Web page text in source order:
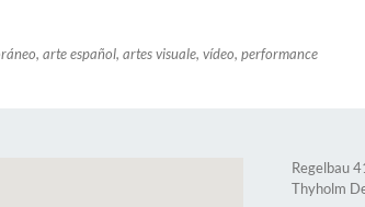
arte español, artes visuale, vídeo, performance
Regelbau
Thyholm